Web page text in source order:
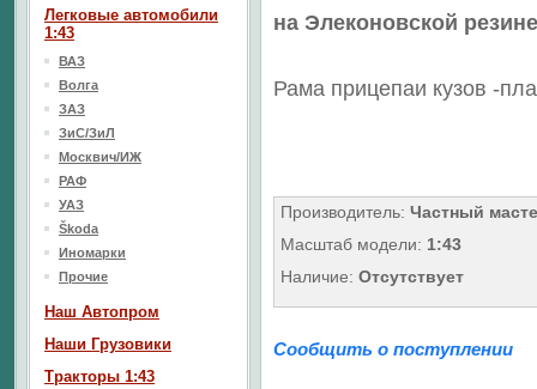
на Элеконовской резине
Рама прицепаи кузов -
Производитель: Частный
Масштаб модели: 1:43
Наличие: Отсутствует
Сообщить о поступлении
Легковые автомобили
1:43
ВАЗ
Волга
ЗАЗ
ЗиС/ЗиЛ
Москвич/ИЖ
РАФ
УАЗ
Škoda
Иномарки
Прочие
Наш Aвтопром
Наши Грузовики
Тракторы 1:43